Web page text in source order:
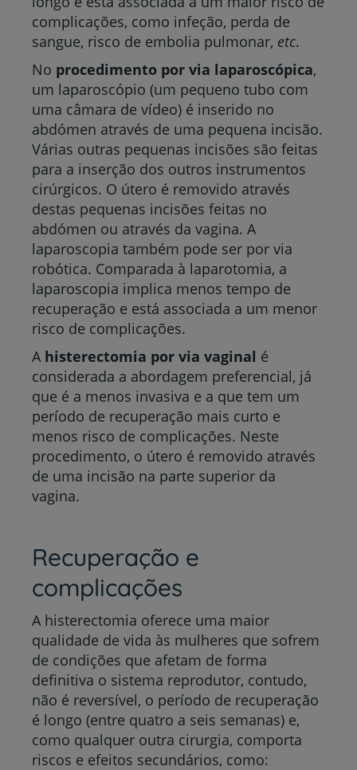
complicações, como infeção, perda de
sangue, risco de embolia pulmonar, etc.
No procedimento por via laparoscópica,
um laparoscópio (um pequeno tubo com
uma câmara de vídeo) é inserido no
abdómen através de uma pequena incisão.
Várias outras pequenas incisões são feitas
para a inserção dos outros instrumentos
cirúrgicos. O útero é removido através
destas pequenas incisões feitas no
abdómen ou através da vagina. A
laparoscopia também pode ser por via
robótica. Comparada à laparotomia, a
laparoscopia implica menos tempo de
recuperação e está associada a um menor
risco de complicações.
A histerectomia por via vaginal é
considerada a abordagem preferencial, já
que é a menos invasiva e a que tem um
período de recuperação mais curto e
menos risco de complicações. Neste
procedimento, o útero é removido através
de uma incisão na parte superior da
vagina.
Recuperação e
complicações
A histerectomia oferece uma maior
qualidade de vida às mulheres que sofrem
de condições que afetam de forma
definitiva o sistema reprodutor, contudo,
não é reversível, o período de recuperação
é longo (entre quatro a seis semanas) e,
como qualquer outra cirurgia, comporta
riscos e efeitos secundários, como: